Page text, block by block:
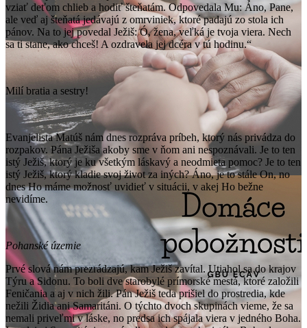
vziať deťom chlieb a hodiť šteňatám. Odpovedala Mu: Áno, Pane,
ale veď aj šteňatá jedávajú z omrviniek, ktoré padajú zo stola ich
pánov. Na to jej povedal Ježiš: Ó, žena, veľká je tvoja viera. Nech
sa ti stane, ako chceš! A ozdravela jej dcéra v tú hodinu.“
Milí bratia a sestry!
Evanjelista Matúš nám dnes rozpráva príbeh, ktorý nás privádza do
rozpakov. Pána Ježiša akoby sme v ňom ani nespoznávali. Je to ten
istý Ježiš, ktorý je ku všetkým láskavý a neodmieta pomoc? Je to ten
istý Ježiš, ktorý kladie svoj život za iných? Áno, je to stále On, no
dnes Ho máme možnosť uvidieť v situácii, v akej Ho bežne
nevidíme.
Pohanské územie
Prvé slová nám prezrádzajú, kam Ježiš zavítal. Utiahol sa do krajov
Týru a Sidonu. To boli dve starobylé prímorské mestá, ktoré založili
Feničania a aj v nich žili. Pán Ježiš teda prišiel do prostredia, kde
nežili Židia ani Samaritáni. O týchto dvoch skupinách vieme, že sa
nemali priveľmi v láske, no predsa ich spájala viera v jedného Boha.